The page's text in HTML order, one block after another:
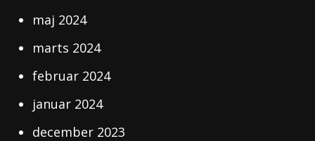
maj 2024
marts 2024
februar 2024
januar 2024
december 2023